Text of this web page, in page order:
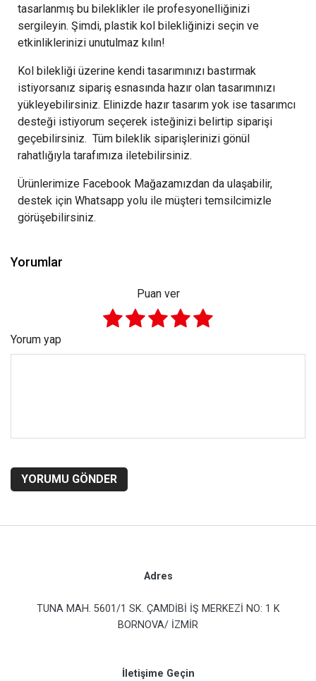
tasarlanmış bu bileklikler ile profesyonelliğinizi
sergileyin. Şimdi, plastik kol bilekliğinizi seçin ve
etkinliklerinizi unutulmaz kılın!
Kol bilekliği üzerine kendi tasarımınızı bastırmak
istiyorsanız sipariş esnasında hazır olan tasarımınızı
yükleyebilirsiniz. Elinizde hazır tasarım yok ise tasarımcı
desteği istiyorum seçerek isteğinizi belirtip siparişi
geçebilirsiniz. Tüm bileklik siparişlerinizi gönül
rahatlığıyla tarafımıza iletebilirsiniz.
Ürünlerimize Facebook Mağazamızdan da ulaşabilir,
destek için Whatsapp yolu ile müşteri temsilcimizle
görüşebilirsiniz.
Yorumlar
Puan ver
Yorum yap
YORUMU GÖNDER
Adres
TUNA MAH. 5601/1 SK. ÇAMDİBİ İŞ MERKEZİ NO: 1 K
BORNOVA/ İZMİR
İletişime Geçin